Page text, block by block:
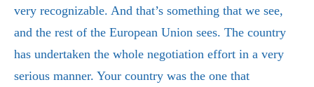
very recognizable. And that’s something that we see,
and the rest of the European Union sees. The country
has undertaken the whole negotiation effort in a very
serious manner. Your country was the one that